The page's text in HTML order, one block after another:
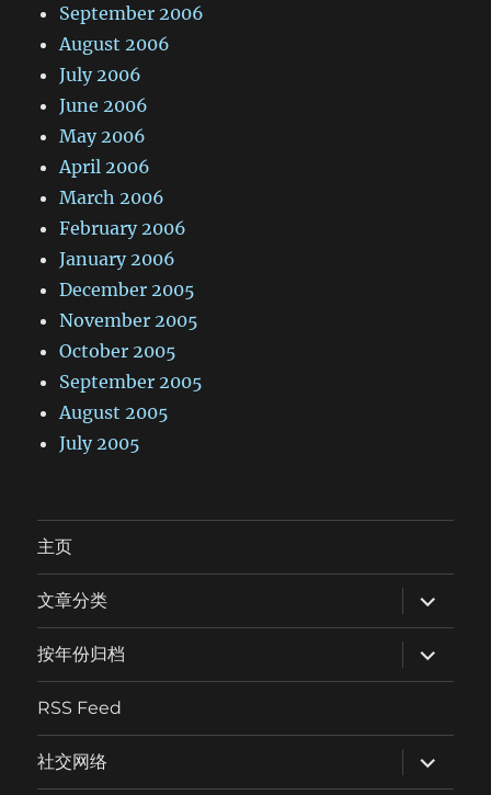
September 2006
August 2006
July 2006
June 2006
May 2006
April 2006
March 2006
February 2006
January 2006
December 2005
November 2005
October 2005
September 2005
August 2005
July 2005
主页
文章分类
expand
child
menu
按年份归档
expand
child
menu
RSS Feed
社交网络
expand
child